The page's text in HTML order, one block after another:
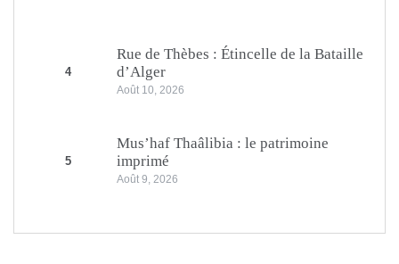
4
Rue de Thèbes : Étincelle de la Bataille
d’Alger
Août 10, 2026
5
Mus’haf Thaâlibia : le patrimoine
imprimé
Août 9, 2026